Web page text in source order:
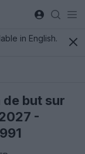
in English.
but sur
-